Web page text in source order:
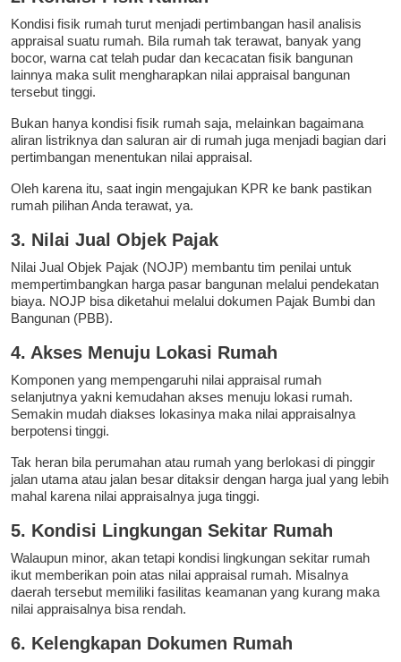
Kondisi fisik rumah turut menjadi pertimbangan hasil analisis
appraisal suatu rumah. Bila rumah tak terawat, banyak yang
bocor, warna cat telah pudar dan kecacatan fisik bangunan
lainnya maka sulit mengharapkan nilai appraisal bangunan
tersebut tinggi.
Bukan hanya kondisi fisik rumah saja, melainkan bagaimana
aliran listriknya dan saluran air di rumah juga menjadi bagian dari
pertimbangan menentukan nilai appraisal.
Oleh karena itu, saat ingin mengajukan KPR ke bank pastikan
rumah pilihan Anda terawat, ya.
3. Nilai Jual Objek Pajak
Nilai Jual Objek Pajak (NOJP) membantu tim penilai untuk
mempertimbangkan harga pasar bangunan melalui pendekatan
biaya. NOJP bisa diketahui melalui dokumen Pajak Bumbi dan
Bangunan (PBB).
4. Akses Menuju Lokasi Rumah
Komponen yang mempengaruhi nilai appraisal rumah
selanjutnya yakni kemudahan akses menuju lokasi rumah.
Semakin mudah diakses lokasinya maka nilai appraisalnya
berpotensi tinggi.
Tak heran bila perumahan atau rumah yang berlokasi di pinggir
jalan utama atau jalan besar ditaksir dengan harga jual yang lebih
mahal karena nilai appraisalnya juga tinggi.
5. Kondisi Lingkungan Sekitar Rumah
Walaupun minor, akan tetapi kondisi lingkungan sekitar rumah
ikut memberikan poin atas nilai appraisal rumah. Misalnya
daerah tersebut memiliki fasilitas keamanan yang kurang maka
nilai appraisalnya bisa rendah.
6. Kelengkapan Dokumen Rumah